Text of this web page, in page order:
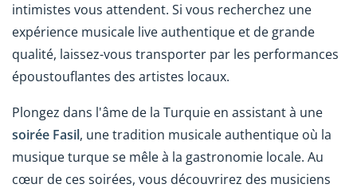
intimistes vous attendent. Si vous recherchez une
expérience musicale live authentique et de grande
qualité, laissez-vous transporter par les performances
époustouflantes des artistes locaux.
Plongez dans l'âme de la Turquie en assistant à une
soirée Fasil, une tradition musicale authentique où la
musique turque se mêle à la gastronomie locale. Au
cœur de ces soirées, vous découvrirez des musiciens